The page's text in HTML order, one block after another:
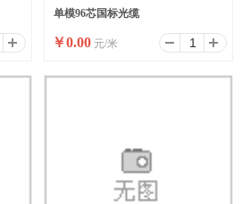
单模96芯国标光缆
￥0.00 元/米